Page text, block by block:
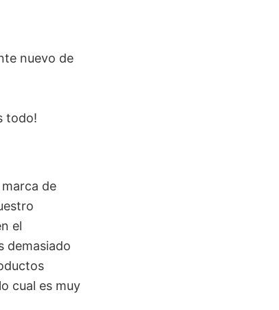
nuevo de
todo!
de
el
demasiado
cual es muy